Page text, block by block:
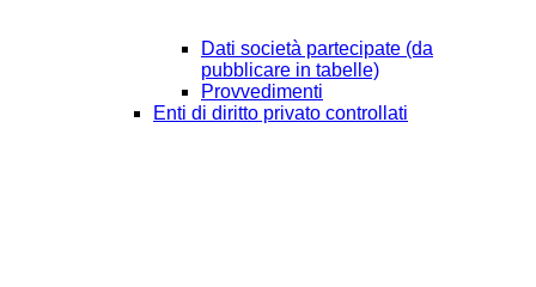
Dati società partecipate (da
pubblicare in tabelle)
Provvedimenti
Enti di diritto privato controllati